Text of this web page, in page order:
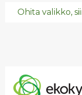
Ohita valikko,